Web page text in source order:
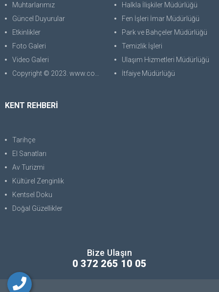
Muhtarlarımız
Güncel Duyurular
Etkinlikler
Foto Galeri
Video Galeri
Copyright © 2023. www.corabilgisayar.com Her Hakkı Saklıdır. kopyalanması, çoğaltılması ve dağıtılması halinde yasal haklarımız işletilecektir.
Halkla İlişkiler Müdürlüğü
Fen İşleri İmar Müdürlüğü
Park ve Bahçeler Müdürlüğü
Temizlik İşleri
Ulaşım Hizmetleri Müdürlüğü
İtfaiye Müdürlüğü
KENT REHBERİ
Tarihçe
El Sanatları
Av Turizmi
Kültürel Zenginlik
Kentsel Doku
Doğal Güzellikler
Bize Ulaşın
0 372 265 10 05